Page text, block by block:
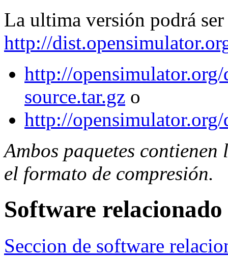
La ultima versión podrá ser
http://
http://
source.tar.gz o
http://
Ambos paquetes
el formato de compresión.
Software relacionado
Seccion de software